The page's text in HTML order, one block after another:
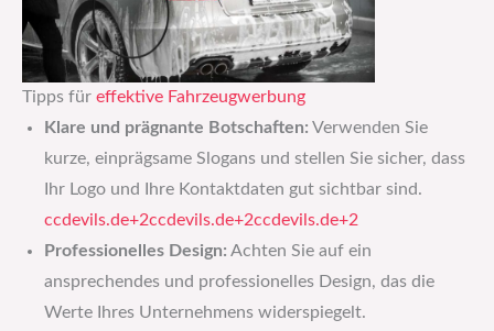
Tipps für effektive Fahrzeugwerbung
Klare und prägnante Botschaften: Verwenden Sie
kurze, einprägsame Slogans und stellen Sie sicher, dass
Ihr Logo und Ihre Kontaktdaten gut sichtbar sind. ​
ccdevils.de+2ccdevils.de+2ccdevils.de+2
Professionelles Design: Achten Sie auf ein
ansprechendes und professionelles Design, das die
Werte Ihres Unternehmens widerspiegelt.​